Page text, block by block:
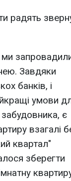
радять
Завдяки
банків, і
умови
є
взагалі
квартал"
зберегти